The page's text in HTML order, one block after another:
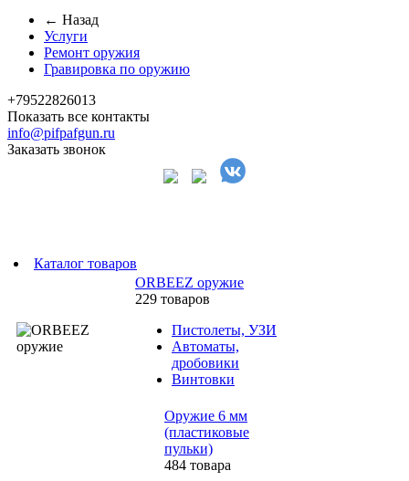
← Назад
Услуги
Ремонт оружия
Гравировка по оружию
+79522826013
Показать все контакты
info@pifpafgun.ru
Заказать звонок
Каталог товаров
ORBEEZ оружие
229 товаров
Пистолеты, УЗИ
Автоматы,
дробовики
Винтовки
Оружие 6 мм
(пластиковые
пульки)
484 товара